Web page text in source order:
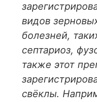
видов
болезней,
септариоз,
также этот
свёклы.